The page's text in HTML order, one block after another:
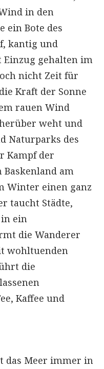
in den
ein Bote des
kantig und
Einzug gehalten im
nicht Zeit für
Kraft der Sonne
rauen Wind
weht und
Naturparks des
Kampf der
am
Winter einen ganz
taucht Städte,
ein
die Wanderer
wohltuenden
die
Kaffee und
das Meer immer in